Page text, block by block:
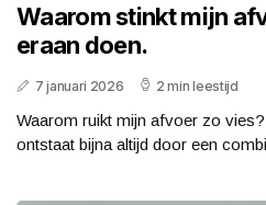
Waarom stinkt mijn
eraan doen.
7 januari 2026 2 min leestijd
Waarom ruikt mijn afvoer zo
ontstaat bijna altijd door een